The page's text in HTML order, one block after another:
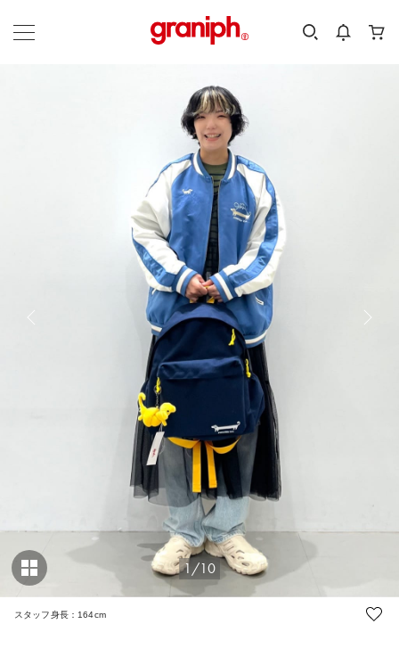
カテゴリーから探す
1/10
スタッフ身長：164cm